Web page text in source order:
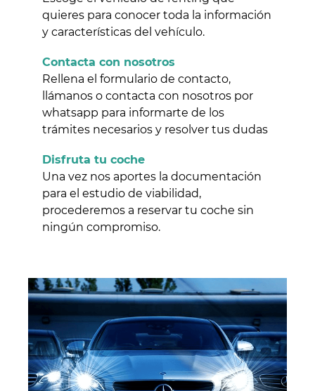
quieres para conocer toda la información
y características del vehículo.
Contacta con nosotros
Rellena el formulario de contacto,
llámanos o contacta con nosotros por
whatsapp para informarte de los
trámites necesarios y resolver tus dudas
Disfruta tu coche
Una vez nos aportes la documentación
para el estudio de viabilidad,
procederemos a reservar tu coche sin
ningún compromiso.